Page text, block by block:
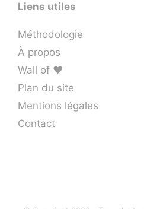
Liens utiles
Méthodologie
À propos
Wall of ❤️
Plan du site
Mentions légales
Contact